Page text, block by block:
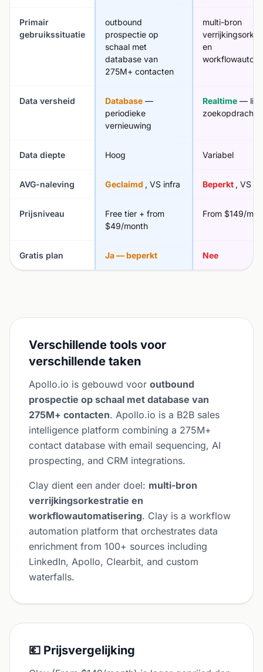
Primair
gebruikssituatie
outbound
prospectie op
schaal met
database van
275M+ contacten
multi-bron
en
Data versheid Database —
periodieke
vernieuwing
Realtime — live
Data diepte Hoog Variabel
AVG-naleving Geclaimd , VS infra Beperkt , VS
Prijsniveau
Free tier + from
$49/month
From $149/
Gratis plan Ja — beperkt Nee
Verschillende tools voor
verschillende taken
Apollo.io is gebouwd voor outbound
prospectie op schaal met database van
275M+ contacten. Apollo.io is a B2B sales
intelligence platform combining a 275M+
contact database with email sequencing, AI
prospecting, and CRM integrations.
Clay dient een ander doel: multi-bron
verrijkingsorkestratie en
workflowautomatisering. Clay is a workflow
automation platform that orchestrates data
enrichment from 100+ sources including
LinkedIn, Apollo, Clearbit, and custom
waterfalls.
💶 Prijsvergelijking